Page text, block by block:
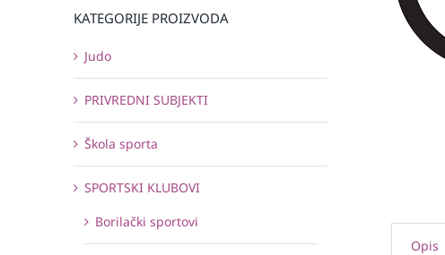
Opis
KATEGORIJE PROIZVODA
Judo
PRIVREDNI SUBJEKTI
Škola sporta
SPORTSKI KLUBOVI
Borilački sportovi